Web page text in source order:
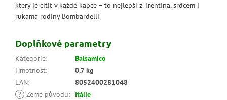
který je cítit v každé kapce – to nejlepší z Trentina, srdcem i
rukama rodiny Bombardelli.
Doplňkové parametry
Kategorie:
Balsamico
Hmotnost:
0.7 kg
EAN:
8052400281048
? Země původu:
Itálie